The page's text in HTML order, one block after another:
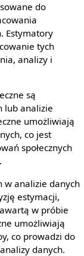
do
Estymatory
tych
analizy i
są
lub analizie
umożliwiają
co jest
społecznych
w analizie danych
estymacji,
w próbie
umożliwiają
co prowadzi do
danych.